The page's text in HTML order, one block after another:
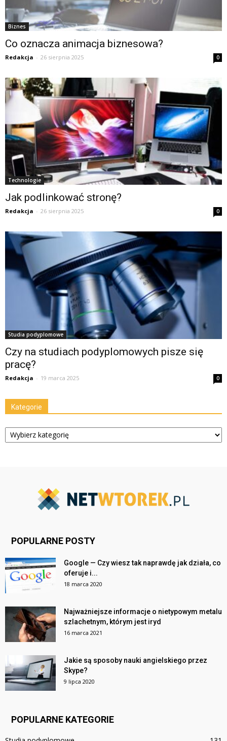
Biznes
Co oznacza animacja biznesowa?
Redakcja - 26 sierpnia 2025 0
Technologie
Jak podlinkować stronę?
Redakcja - 26 sierpnia 2025 0
Studia podyplomowe
Czy na studiach podyplomowych pisze się
pracę?
Redakcja - 19 marca 2025 0
Kategorie
Kategorie
POPULARNE POSTY
Google — Czy wiesz tak naprawdę jak działa, co
oferuje i...
18 marca 2020
Najważniejsze informacje o nietypowym metalu
szlachetnym, którym jest iryd
16 marca 2021
Jakie są sposoby nauki angielskiego przez
Skype?
9 lipca 2020
POPULARNE KATEGORIE